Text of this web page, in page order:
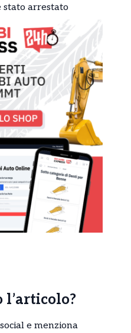
stato arrestato
l’articolo?
e menziona